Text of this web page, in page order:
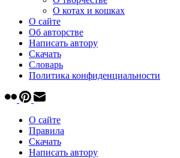
О котах и кошках
О сайте
Об авторстве
Написать автору
Скачать
Cловарь
Политика конфиденциальности
О сайте
Правила
Скачать
Написать автору